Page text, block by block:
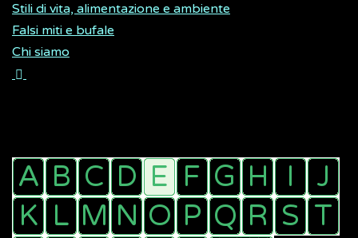
Stili di vita, alimentazione e ambiente
Falsi miti e bufale
Chi siamo